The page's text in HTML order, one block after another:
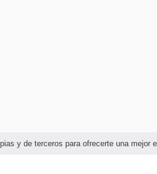
y de terceros para ofrecerte una